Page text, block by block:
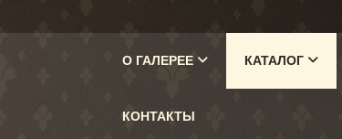
О ГАЛЕРЕЕ КАТАЛОГ
КОНТАКТЫ